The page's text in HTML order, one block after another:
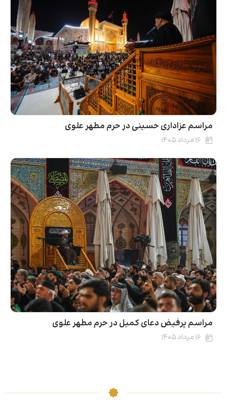
مراسم عزاداری حسینی در حرم مطهر علوی
۱۶ مرداد ۱۴۰۵
مراسم پرفیض دعای کمیل در حرم مطهر علوی
۱۶ مرداد ۱۴۰۵